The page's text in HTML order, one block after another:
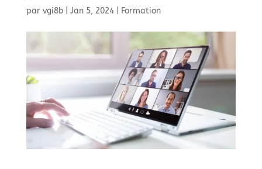
par vgi8b| Jan 5, 2024| Formation